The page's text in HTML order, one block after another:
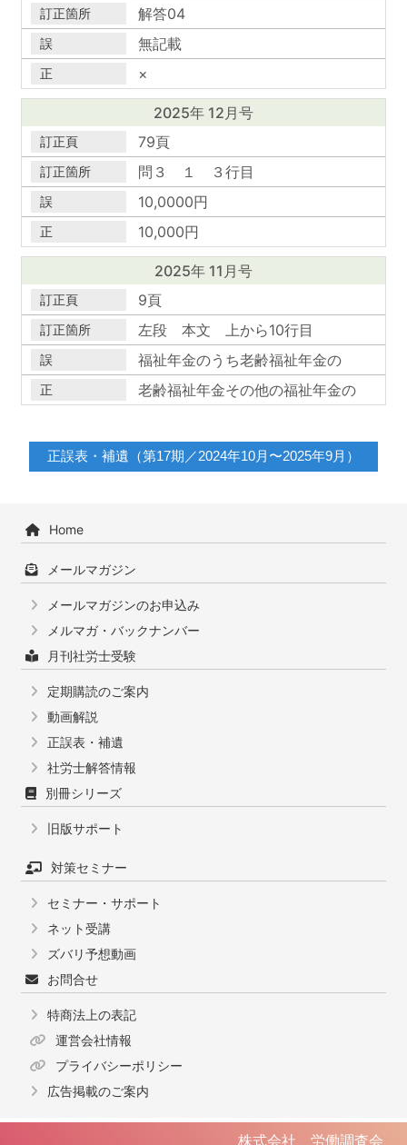
解答04
無記載
×
2025年 12月号
79頁
問３ １ ３行目
10,0000円
10,000円
2025年 11月号
9頁
左段 本文 上から10行目
福祉年金のうち老齢福祉年金の
老齢福祉年金その他の福祉年金の
正誤表・補遺（第17期／2024年10月〜2025年9月）
Home
メールマガジン
メールマガジンのお申込み
メルマガ・バックナンバー
月刊社労士受験
定期購読のご案内
動画解説
正誤表・補遺
社労士解答情報
別冊シリーズ
旧版サポート
対策セミナー
セミナー・サポート
ネット受講
ズバリ予想動画
お問合せ
特商法上の表記
運営会社情報
プライバシーポリシー
広告掲載のご案内
株式会社 労働調査会